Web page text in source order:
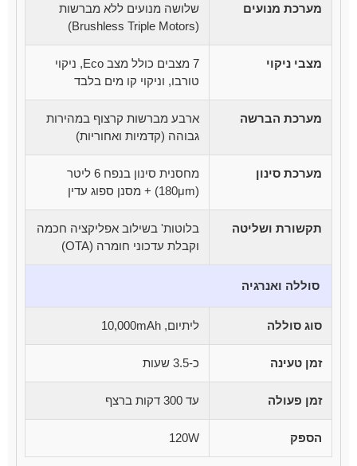
מערכת מנועים
שלושה מנועים ללא מברשות
(Brushless Triple Motors)
מצבי ניקוי
7 מצבים כולל מצב Eco, ניקוי
טורבו, וניקוי קו מים בלבד
מערכת הברשה
ארבע מברשות קרצוף במהירות
גבוהה (קדמיות ואחוריות)
מערכת סינון
מחסנית סינון בנפח 6 ליטר
(180μm) + מסנן ספוג עדין
תקשורת ושליטה
בלוטות' בשילוב אפליקציה חכמה
וקבלת עדכוני חומרה (OTA)
סוללה ואנרגיה
סוג סוללה ליתיום, 10,000mAh
זמן טעינה כ-3.5 שעות
זמן פעולה עד 300 דקות ברצף
הספק 120W